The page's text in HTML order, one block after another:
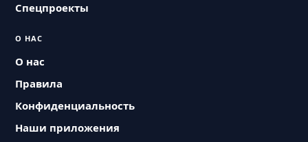
Спецпроекты
О НАС
О нас
Правила
Конфиденциальность
Наши приложения